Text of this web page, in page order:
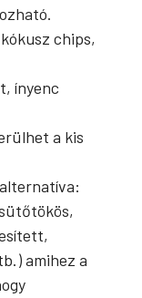
chips,
ínyenc
a kis
amihez a